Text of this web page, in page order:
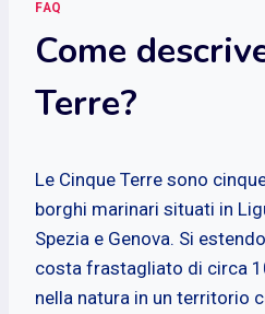
FAQ
Come
Terre?
Le Cinque Terre sono
borghi marinari situati in
Spezia e Genova. Si
costa frastagliato di circa
nella natura in un territorio